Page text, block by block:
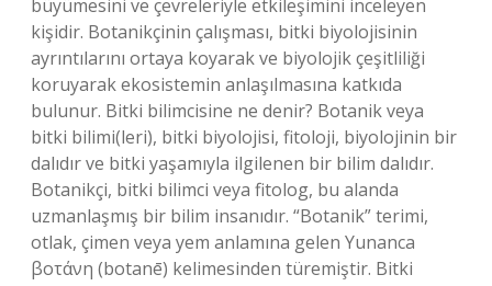
büyümesini ve çevreleriyle etkileşimini inceleyen
kişidir. Botanikçinin çalışması, bitki biyolojisinin
ayrıntılarını ortaya koyarak ve biyolojik çeşitliliği
koruyarak ekosistemin anlaşılmasına katkıda
bulunur. Bitki bilimcisine ne denir? Botanik veya
bitki bilimi(leri), bitki biyolojisi, fitoloji, biyolojinin bir
dalıdır ve bitki yaşamıyla ilgilenen bir bilim dalıdır.
Botanikçi, bitki bilimci veya fitolog, bu alanda
uzmanlaşmış bir bilim insanıdır. “Botanik” terimi,
otlak, çimen veya yem anlamına gelen Yunanca
βοτάνη (botanē) kelimesinden türemiştir. Bitki